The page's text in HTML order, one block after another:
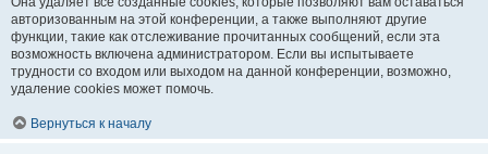
авторизованным на этой конференции, а также выполняют другие
функции, такие как отслеживание прочитанных сообщений, если эта
возможность включена администратором. Если вы испытываете
трудности со входом или выходом на данной конференции, возможно,
удаление cookies может помочь.
Вернуться к началу